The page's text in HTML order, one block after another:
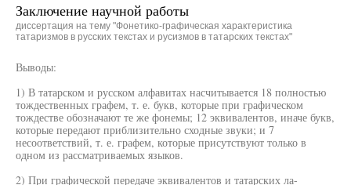
Заключение научной работы
диссертация на тему "Фонетико-графическая характеристика
татаризмов в русских текстах и русизмов в татарских текстах"
Выводы:
1) В татарском и русском алфавитах насчитывается 18 полностью
тождественных графем, т. е. букв, которые при графическом
тождестве обозначают те же фонемы; 12 эквивалентов, иначе букв,
которые передают приблизительно сходные звуки; и 7
несоответствий, т. е. графем, которые присутствуют только в
одном из рассматриваемых языков.
2) При графической передаче эквивалентов и татарских ла-